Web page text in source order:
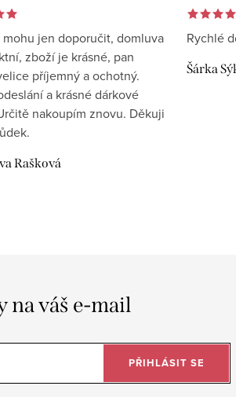
jen doporučit, domluva
zboží je krásné, pan
příjemný a ochotný.
a krásné dárkové
nakoupím znovu. Děkuji
Rašková
Rychlé
Šárka
na váš e-mail
PŘIHLÁSIT SE